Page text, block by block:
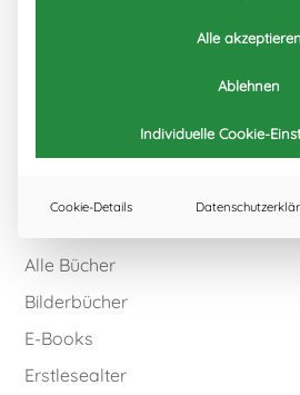
Weitere Bücher
Alle Bücher
Bilderbücher
E-Books
Erstlesealter
Alle akzeptieren
Ablehnen
Individuelle Cookie-
Cookie-Details